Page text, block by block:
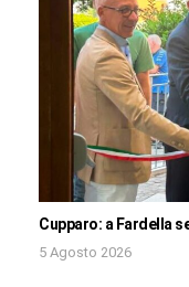
Cupparo: a Fardella
5 Agosto 2026